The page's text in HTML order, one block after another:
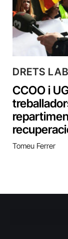
DRETS
CCOO i
Tomeu Ferrer